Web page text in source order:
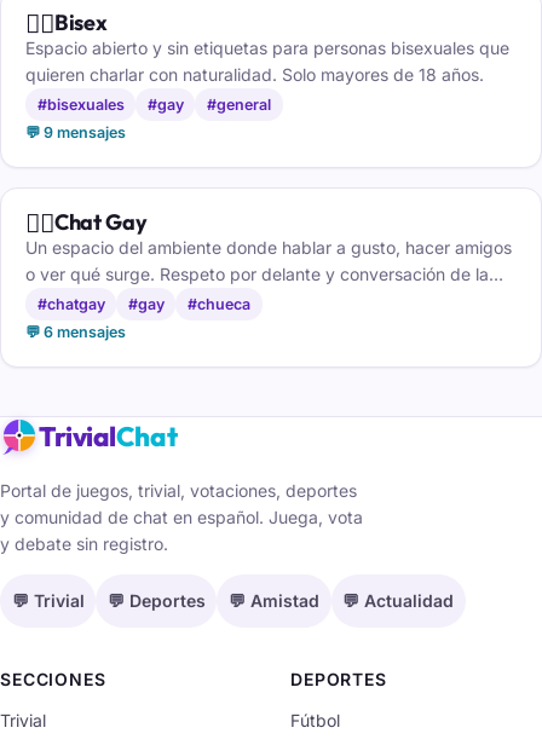
🏳️‍🌈Bisex
Espacio abierto y sin etiquetas para personas bisexuales que
quieren charlar con naturalidad. Solo mayores de 18 años.
#bisexuales #gay
#general
💬 9 mensajes
🏳️‍🌈Chat Gay
Un espacio del ambiente donde hablar a gusto, hacer amigos
o ver qué surge. Respeto por delante y conversación de la
buena. El chat gay como debe ser.
#chatgay #gay
#chueca
💬 6 mensajes
TrivialChat
Portal de juegos, trivial, votaciones, deportes
y comunidad de chat en español. Juega, vota
y debate sin registro.
💬 Trivial 💬 Deportes 💬 Amistad 💬 Actualidad
SECCIONES
Trivial
DEPORTES
Fútbol